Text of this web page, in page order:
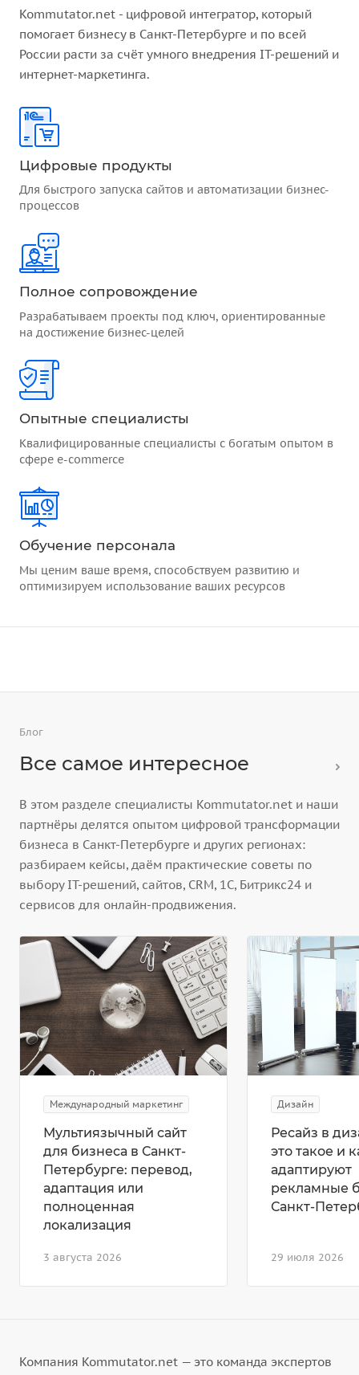
Kommutator.net - цифровой интегратор, который
помогает бизнесу в Санкт-Петербурге и по всей
России расти за счёт умного внедрения IT-решений и
интернет-маркетинга.
Цифровые продукты
Для быстрого запуска сайтов и автоматизации бизнес-
процессов
Полное сопровождение
Разрабатываем проекты под ключ, ориентированные
на достижение бизнес-целей
Опытные специалисты
Квалифицированные специалисты с богатым опытом в
сфере e-commerce
Обучение персонала
Мы ценим ваше время, способствуем развитию и
оптимизируем использование ваших ресурсов
Блог
Все самое интересное
В этом разделе специалисты Kommutator.net и наши
партнёры делятся опытом цифровой трансформации
бизнеса в Санкт-Петербурге и других регионах:
разбираем кейсы, даём практические советы по
выбору IT-решений, сайтов, CRM, 1С, Битрикс24 и
сервисов для онлайн-продвижения.
Международный маркетинг
3 августа 2026
Мультиязычный сайт
для бизнеса в Санкт-
Петербурге: перевод,
адаптация или
полноценная
локализация
Дизайн
29 июля 2026
Ресайз в
это такое и
адаптируют
рекламные
Санкт-
Компания Kommutator.net — это команда экспертов